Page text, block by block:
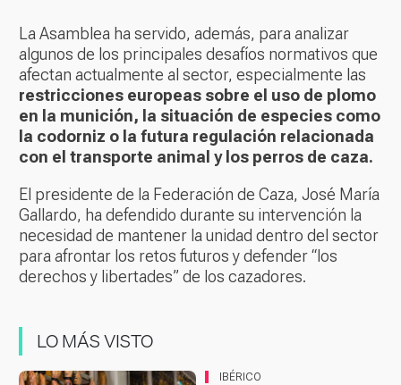
La Asamblea ha servido, además, para analizar
algunos de los principales desafíos normativos que
afectan actualmente al sector, especialmente las
restricciones europeas sobre el uso de plomo
en la munición, la situación de especies como
la codorniz o la futura regulación relacionada
con el transporte animal y los perros de caza.
El presidente de la Federación de Caza, José María
Gallardo, ha defendido durante su intervención la
necesidad de mantener la unidad dentro del sector
para afrontar los retos futuros y defender “los
derechos y libertades” de los cazadores.
LO MÁS VISTO
IBÉRICO